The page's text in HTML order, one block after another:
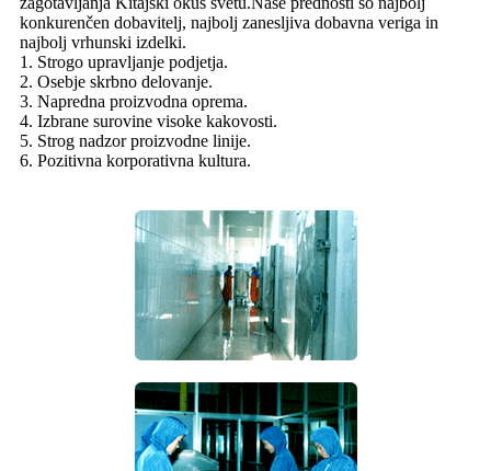
konkurenčen dobavitelj, najbolj zanesljiva dobavna veriga in
najbolj vrhunski izdelki.
1. Strogo upravljanje podjetja.
2. Osebje skrbno delovanje.
3. Napredna proizvodna oprema.
4. Izbrane surovine visoke kakovosti.
5. Strog nadzor proizvodne linije.
6. Pozitivna korporativna kultura.